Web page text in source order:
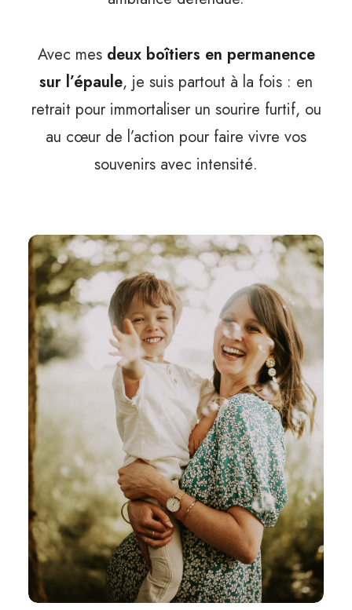
Avec mes deux boîtiers en permanence
sur l’épaule, je suis partout à la fois : en
retrait pour immortaliser un sourire furtif, ou
au cœur de l’action pour faire vivre vos
souvenirs avec intensité.